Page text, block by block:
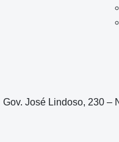
José Lindoso, 230 –